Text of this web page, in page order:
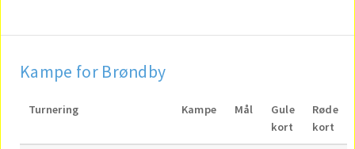
Kampe for Brøndby
Turnering Kampe Mål
Gule
kort
Røde
kort